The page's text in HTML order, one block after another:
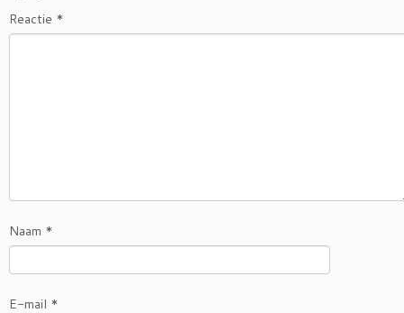
Reactie *
Naam *
E-mail *